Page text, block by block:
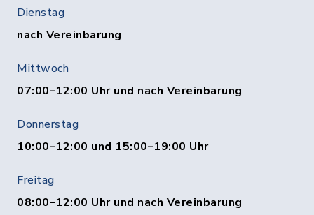
Dienstag
nach Vereinbarung
Mittwoch
07:00–12:00 Uhr und nach Vereinbarung
Donnerstag
10:00–12:00 und 15:00–19:00 Uhr
Freitag
08:00–12:00 Uhr und nach Vereinbarung